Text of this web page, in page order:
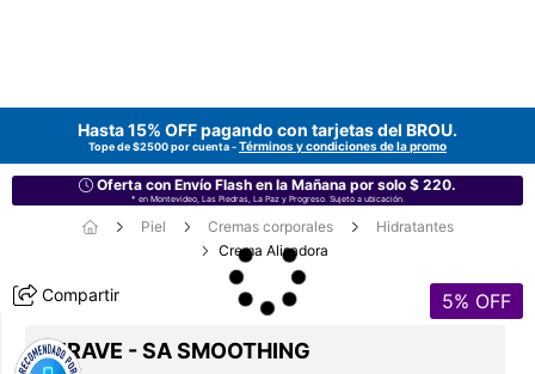
Hasta 15% OFF pagando con tarjetas del BROU.
Tope de $2500 por cuenta -Términos y condiciones de la promo
Oferta con Envío Flash en la Mañana por solo $ 220.
* en Montevideo, Las Piedras, La Paz y Progreso. Sujeto a ubicación.
Piel Cremas corporales
Hidratantes
Crema Alisadora
Compartir 5% OFF
CERAVE - SA SMOOTHING